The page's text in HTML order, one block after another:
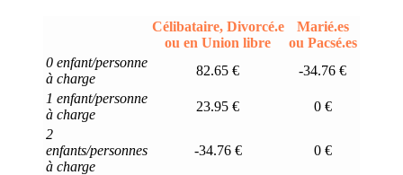
Célibataire, Divorcé.e
ou en Union libre
Marié.es
ou Pacsé.es
0 enfant/personne
à charge
82.65 €
-34.76 €
1 enfant/personne
à charge
23.95 €
0 €
2
enfants/personnes
à charge
-34.76 € 0 €